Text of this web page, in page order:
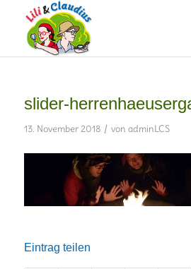
slider-
13. November 2018 / von adminLCS
Eintrag teilen